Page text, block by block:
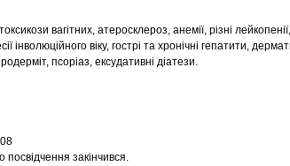
вагітних, атеросклероз, анемії, різні
інволюційного віку, гострі та хронічні гепатити,
псоріаз, ексудативні діатези.
посвідчення закінчився.